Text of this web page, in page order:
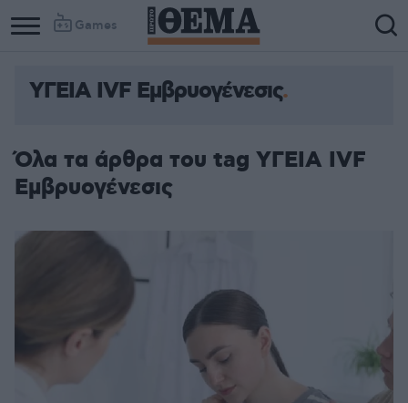
Games
ΥΓΕΙΑ IVF Εμβρυογένεσις
Όλα τα άρθρα του tag ΥΓΕΙΑ IVF
Εμβρυογένεσις